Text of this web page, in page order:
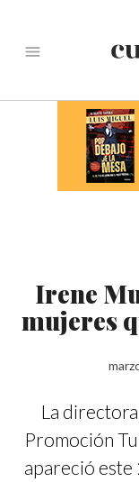
menu
Irene
mujeres
La
Promoción
apareció este